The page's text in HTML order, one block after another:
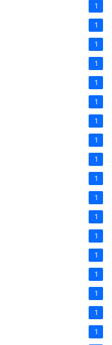
1
1
1
1
1
1
1
1
1
1
1
1
1
1
1
1
1
1